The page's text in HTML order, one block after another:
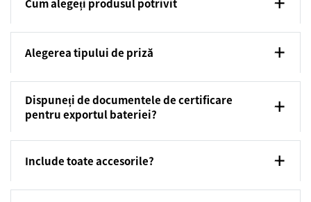
Cum alegeți produsul potrivit
Alegerea tipului de priză
Dispuneți de documentele de certificare
pentru exportul bateriei?
Include toate accesorile?